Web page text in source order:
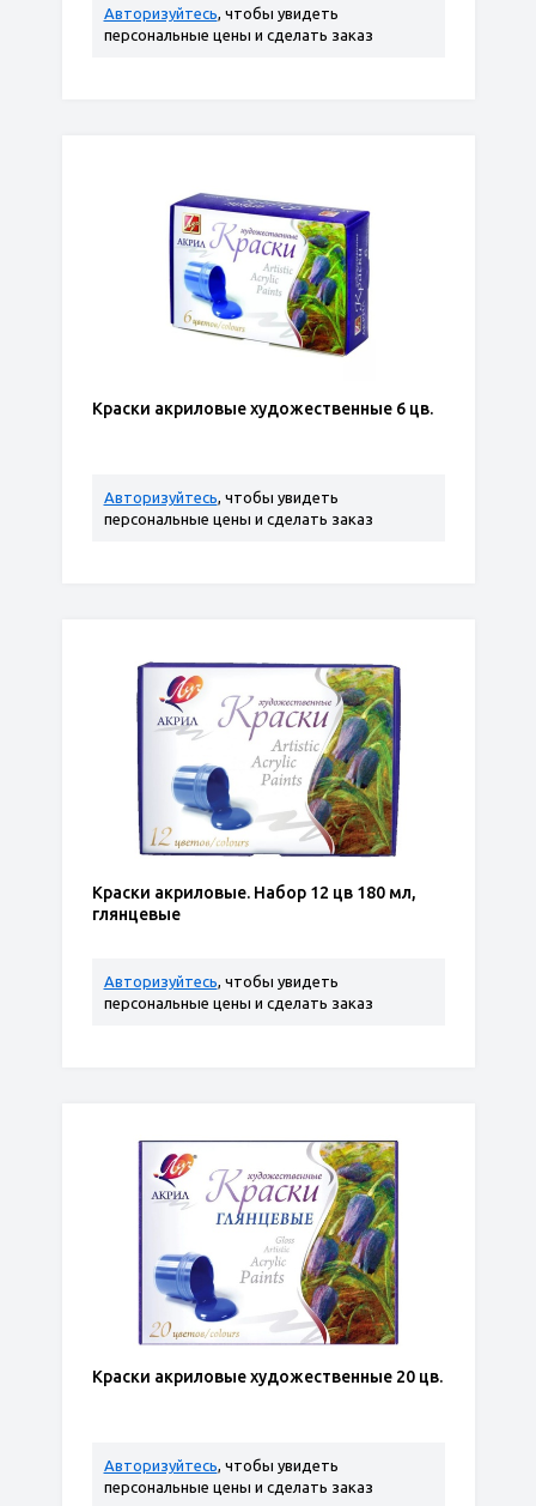
Авторизуйтесь, чтобы увидеть
персональные цены и сделать заказ
Краски акриловые художественные 6 цв.
Авторизуйтесь, чтобы увидеть
персональные цены и сделать заказ
Краски акриловые. Набор 12 цв 180 мл,
глянцевые
Авторизуйтесь, чтобы увидеть
персональные цены и сделать заказ
Краски акриловые художественные 20 цв.
Авторизуйтесь, чтобы увидеть
персональные цены и сделать заказ